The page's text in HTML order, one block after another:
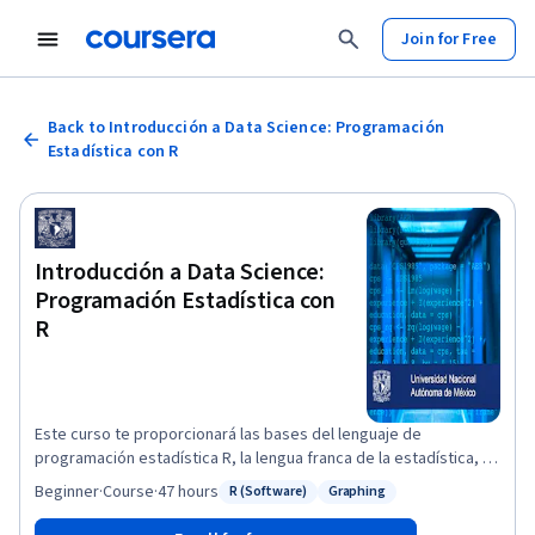
Join for Free
Back to Introducción a Data Science: Programación
Estadística con R
Introducción a Data Science:
Programación Estadística con
R
Este curso te proporcionará las bases del lenguaje de
programación estadística R, la lengua franca de la estadística, el
cual te permitirá escribir programas que lean, manipulen y
analicen datos cuantitativos. Te explicaremos la instalación del
lenguaje; también verás una introducción a los sistemas base de
Status: R (Software)
R (Software)
Status: Graphing
Graphing
Beginner·Course·47 hours